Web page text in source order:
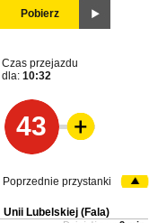
Pobierz
Czas przejazdu
dla: 10:32
43
Poprzednie przystanki
Unii Lubelskiej (Fala)